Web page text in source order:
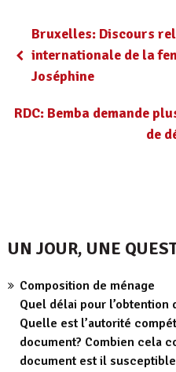
Bruxelles: Discours
internationale de la
Joséphine
RDC: Bemba demande
de
UN JOUR, UNE
Composition de ménage
Quel délai pour l’obtention
Quelle est l’autorité
document? Combien cela
document est il